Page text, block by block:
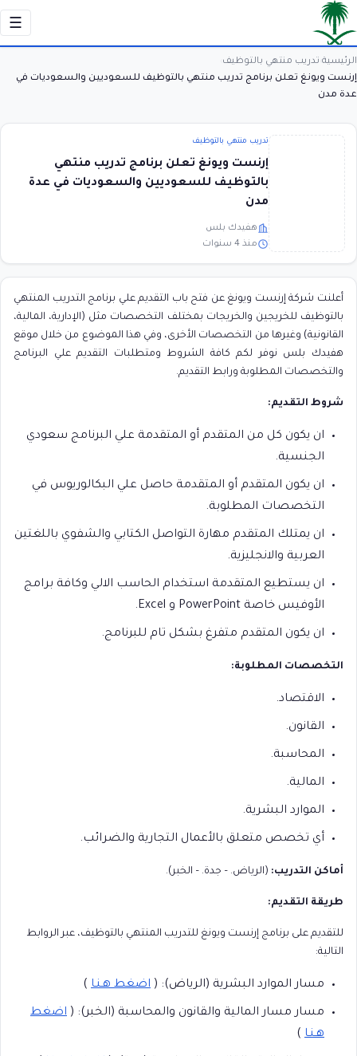
☰
الرئيسية تدريب منتهي بالتوظيف
إرنست ويونغ تعلن برنامج تدريب منتهي بالتوظيف للسعوديين والسعوديات في
عدة مدن
تدريب منتهي بالتوظيف
إرنست ويونغ تعلن برنامج تدريب منتهي
بالتوظيف للسعوديين والسعوديات في عدة
مدن
هفيدك بلس
منذ 4 سنوات
أعلنت شركة إرنست ويونغ عن فتح باب التقديم علي برنامج التدريب المنتهي
بالتوظيف للخريجين والخريجات بمختلف التخصصات مثل (الإدارية، المالية،
القانونية) وغيرها من التخصصات الأخرى، وفي هذا الموضوع من خلال موقع
هفيدك بلس نوفر لكم كافة الشروط ومتطلبات التقديم علي البرنامج
والتخصصات المطلوبة ورابط التقديم.
شروط التقديم:
ان يكون كل من المتقدم أو المتقدمة علي البرنامج سعودي
الجنسية.
ان يكون المتقدم أو المتقدمة حاصل علي البكالوريوس في
التخصصات المطلوبة.
ان يمتلك المتقدم مهارة التواصل الكتابي والشفوي باللغتين
العربية والانجليزية.
ان يستطيع المتقدمة استخدام الحاسب الالي وكافة برامج
الأوفيس خاصة PowerPoint و Excel.
ان يكون المتقدم متفرغ بشكل تام للبرنامج.
التخصصات المطلوبة:
الاقتصاد.
القانون.
المحاسبة.
المالية.
الموارد البشرية.
أي تخصص متعلق بالأعمال التجارية والضرائب.
أماكن التدريب: (الرياض. – جدة. – الخبر).
طريقة التقديم:
للتقديم على برنامج إرنست ويونغ للتدريب المنتهي بالتوظيف، عبر الروابط
التالية:
مسار الموارد البشرية (الرياض): ( اضغط هـنـا )
مسار مسار المالية والقانون والمحاسبة (الخبر): ( اضغط
هـنـا )